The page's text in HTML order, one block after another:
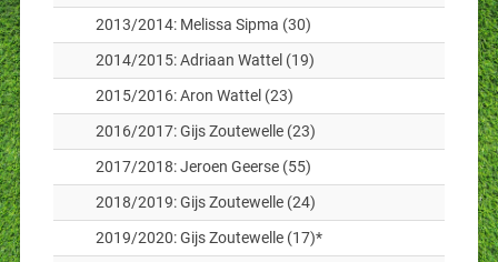
2013/2014: Melissa Sipma (30)
2014/2015: Adriaan Wattel (19)
2015/2016: Aron Wattel (23)
2016/2017: Gijs Zoutewelle (23)
2017/2018: Jeroen Geerse (55)
2018/2019: Gijs Zoutewelle (24)
2019/2020: Gijs Zoutewelle (17)*